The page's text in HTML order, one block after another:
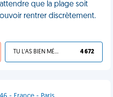
que la plage soit
rentrer discrètement.
TU L'AS BIEN MÉRITÉ 4 672